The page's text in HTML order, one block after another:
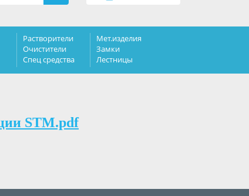
Растворители
Очистители
Спец средства
Мет.изделия
Замки
Лестницы
STM.pdf